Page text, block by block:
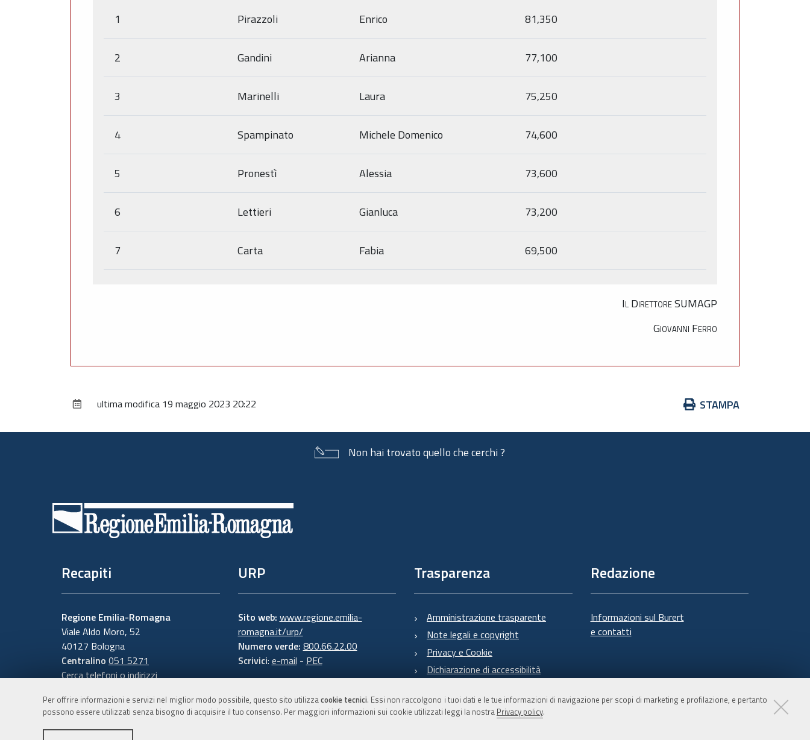
Per offrire informazioni e servizi nel miglior modo possibile, questo sito utilizzacookie tecnici. Essi non raccolgono i tuoi dati e le tue informazioni di navigazione per scopi di marketing e profilazione, e pertanto
possono essere utilizzati senza bisogno di acquisire il tuo consenso. Per maggiori informazioni sui cookie utilizzati leggi la nostra Privacy policy.
1 Pirazzoli Enrico 81,350
2 Gandini Arianna 77,100
3 Marinelli Laura 75,250
4 Spampinato Michele Domenico 74,600
5 Pronestì Alessia 73,600
6 Lettieri Gianluca 73,200
7 Carta Fabia 69,500
Il Direttore SUMAGP
Giovanni Ferro
Azioni
documento
STAMPA
ultima modifica 19 maggio 2023 20:22
Non hai trovato quello che cerchi ?
Recapiti
Regione Emilia-Romagna
Viale Aldo Moro, 52
40127 Bologna
Centralino 051 5271
Cerca telefoni o indirizzi
URP
Sito web: www.regione.emilia-
romagna.it/urp/
Numero verde: 800.66.22.00
Scrivici: e-mail - PEC
Trasparenza
Amministrazione trasparente
Note legali e copyright
Privacy e Cookie
Dichiarazione di accessibilità
Redazione
Informazioni sul Burert
e contatti